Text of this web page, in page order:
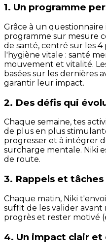
1. Un programme
Grâce à un
programme sur mesure
de santé, centré sur les 4
l'hygiène vitale : santé
mouvement et vitalité.
basées sur les dernières
garantir leur impact.
2. Des défis qui
Chaque semaine, tes
de plus en plus
progresser et à intégrer
surcharge mentale. Niki
de route.
3. Rappels et
Chaque matin, Niki
suffit de les valider
progrès et rester motivé
4. Un impact clair